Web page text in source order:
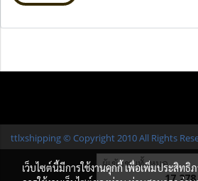
ttlxshipping © Copyright 2010 All Rights
ผู้เข้าชมทั้งหมด
เว็บไซต์นี้มีการใช้งานคุกกี้ เพื่อเพิ่มประสิท